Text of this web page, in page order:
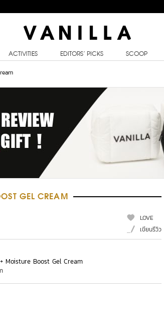
ACTIVITIES EDITORS’ PICKS SCOOP
GEL CREAM
LOVE
เขียนรีวิว
Moisture Boost Gel Cream